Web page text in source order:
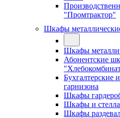
"Промтрактор"
Шкафы
Шкафы
Абонентские
Бухгалтерские
гарнизона
Шкафы
Шкафы и
Шкафы